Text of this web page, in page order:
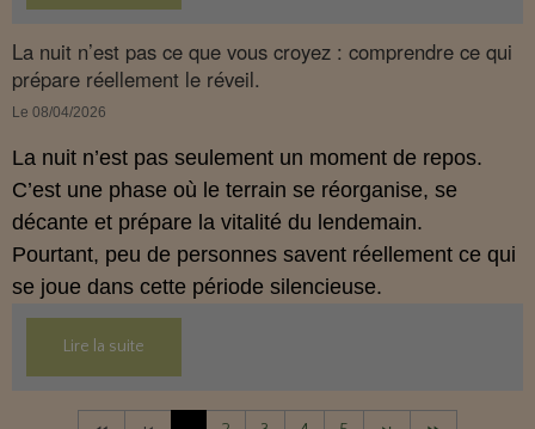
et conforme à la réglementation française de 2026.
La nuit n’est pas ce que vous croyez : comprendre ce qui
prépare réellement le réveil.
Le 08/04/2026
La nuit n’est pas seulement un moment de repos.
C’est une phase où le terrain se réorganise, se
décante et prépare la vitalité du lendemain.
Pourtant, peu de personnes savent réellement ce qui
se joue dans cette période silencieuse.
Lire la suite